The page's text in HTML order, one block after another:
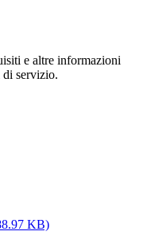
e altre informazioni
servizio.
KB)